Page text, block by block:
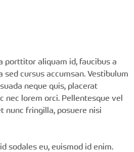
porttitor aliquam id, faucibus a
sed cursus accumsan. Vestibulum
neque quis, placerat
nec lorem orci. Pellentesque vel
nunc fringilla, posuere nisi
sodales eu, euismod id enim.